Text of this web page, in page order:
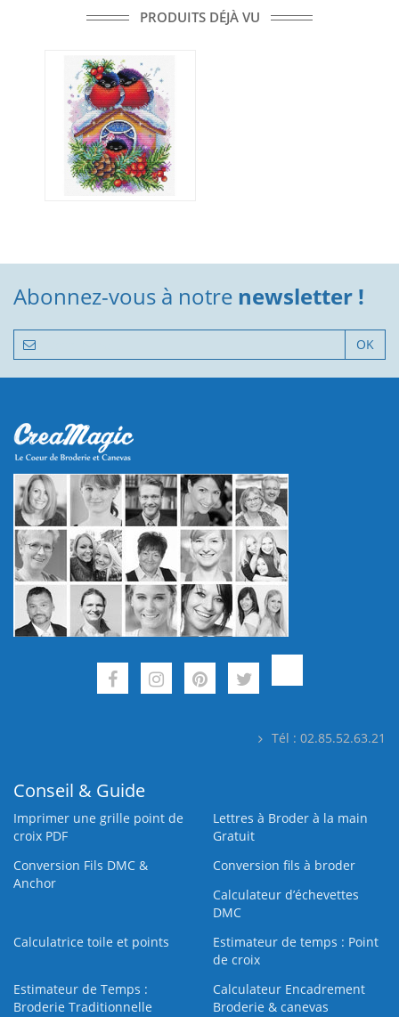
PRODUITS DÉJÀ VU
Abonnez-vous à notre newsletter !
OK
Tél : 02.85.52.63.21
Conseil & Guide
Imprimer une grille point de
croix PDF
Lettres à Broder à la main
Gratuit
Conversion Fils DMC &
Anchor
Conversion fils à broder
Calculateur d’échevettes
DMC
Calculatrice toile et points
Estimateur de temps : Point
de croix
Estimateur de Temps :
Broderie Traditionnelle
Calculateur Encadrement
Broderie & canevas